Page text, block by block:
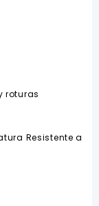
roturas
Resistente a